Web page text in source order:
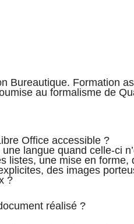
Bureautique. Formation
au formalisme de
Office accessible ?
langue quand celle-ci
listes, une mise en forme,
des images
?
réalisé ?